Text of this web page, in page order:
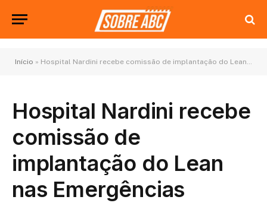
Início » Hospital Nardini recebe comissão de implantação do Lean nas Emergências
Hospital Nardini recebe
comissão de
implantação do Lean
nas Emergências